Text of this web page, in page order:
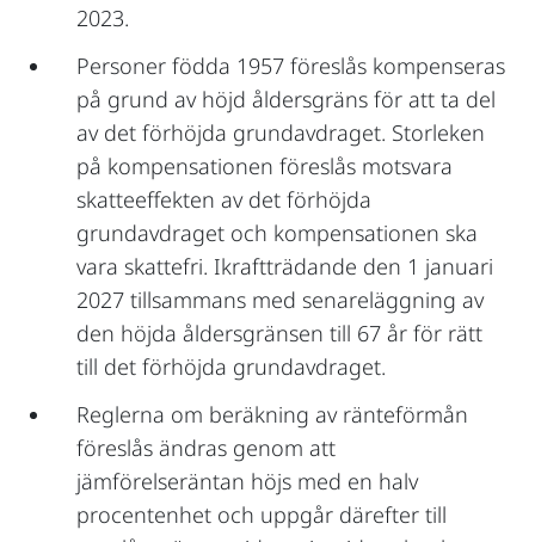
2023.
Personer födda 1957 föreslås kompenseras
på grund av höjd åldersgräns för att ta del
av det förhöjda grundavdraget. Storleken
på kompensationen föreslås motsvara
skatteeffekten av det förhöjda
grundavdraget och kompensationen ska
vara skattefri. Ikraftträdande den 1 januari
2027 tillsammans med senareläggning av
den höjda åldersgränsen till 67 år för rätt
till det förhöjda grundavdraget.
Reglerna om beräkning av ränteförmån
föreslås ändras genom att
jämförelseräntan höjs med en halv
procentenhet och uppgår därefter till